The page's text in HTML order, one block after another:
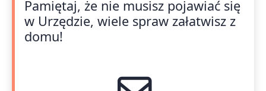
Pamiętaj, że nie musisz pojawiać się
w Urzędzie, wiele spraw załatwisz z
domu!